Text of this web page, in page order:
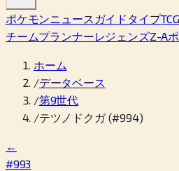
ポケモンニュース ガイド タイプ
チームプランナーレジェンズZ-A
ホーム
/データベース
/第9世代
/テツノドクガ (#994)
←
#993